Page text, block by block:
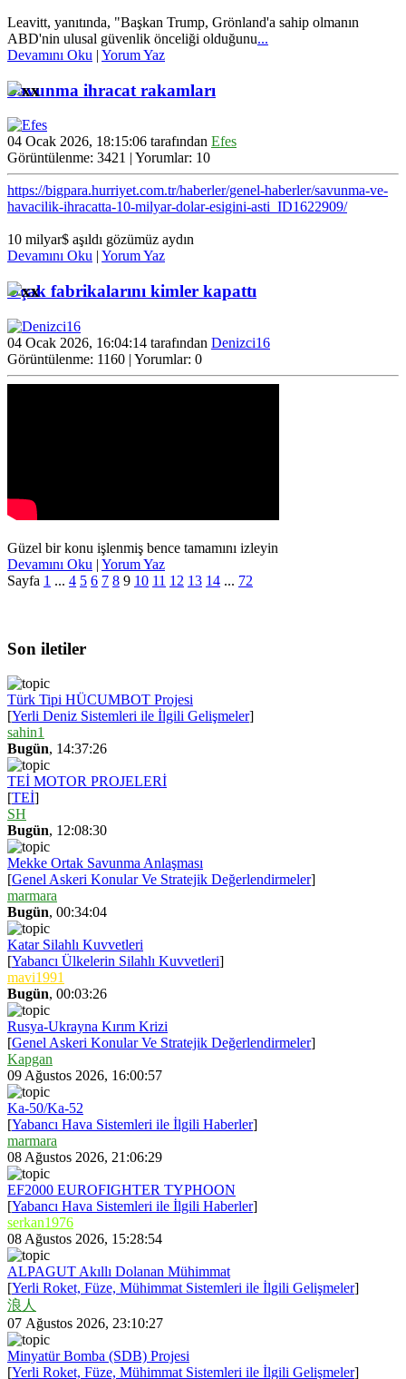
Leavitt, yanıtında, "Başkan Trump, Grönland'a sahip olmanın
ABD'nin ulusal güvenlik önceliği olduğunu...
Devamını Oku | Yorum Yaz
Savunma ihracat rakamları
04 Ocak 2026, 18:15:06 tarafından Efes
Görüntülenme: 3421 | Yorumlar: 10
https://bigpara.hurriyet.com.tr/haberler/genel-haberler/savunma-ve-
havacilik-ihracatta-10-milyar-dolar-esigini-asti_ID1622909/
10 milyar$ aşıldı gözümüz aydın
Devamını Oku | Yorum Yaz
Uçak fabrikalarını kimler kapattı
04 Ocak 2026, 16:04:14 tarafından Denizci16
Görüntülenme: 1160 | Yorumlar: 0
Güzel bir konu işlenmiş bence tamamını izleyin
Devamını Oku | Yorum Yaz
Sayfa 1 ... 4 5 6 7 8 9 10 11 12 13 14 ... 72
Son iletiler
Türk Tipi HÜCUMBOT Projesi
[Yerli Deniz Sistemleri ile İlgili Gelişmeler]
sahin1
Bugün, 14:37:26
TEİ MOTOR PROJELERİ
[TEİ]
SH
Bugün, 12:08:30
Mekke Ortak Savunma Anlaşması
[Genel Askeri Konular Ve Stratejik Değerlendirmeler]
marmara
Bugün, 00:34:04
Katar Silahlı Kuvvetleri
[Yabancı Ülkelerin Silahlı Kuvvetleri]
mavi1991
Bugün, 00:03:26
Rusya-Ukrayna Kırım Krizi
[Genel Askeri Konular Ve Stratejik Değerlendirmeler]
Kapgan
09 Ağustos 2026, 16:00:57
Ka-50/Ka-52
[Yabancı Hava Sistemleri ile İlgili Haberler]
marmara
08 Ağustos 2026, 21:06:29
EF2000 EUROFIGHTER TYPHOON
[Yabancı Hava Sistemleri ile İlgili Haberler]
serkan1976
08 Ağustos 2026, 15:28:54
ALPAGUT Akıllı Dolanan Mühimmat
[Yerli Roket, Füze, Mühimmat Sistemleri ile İlgili Gelişmeler]
浪人
07 Ağustos 2026, 23:10:27
Minyatür Bomba (SDB) Projesi
[Yerli Roket, Füze, Mühimmat Sistemleri ile İlgili Gelişmeler]